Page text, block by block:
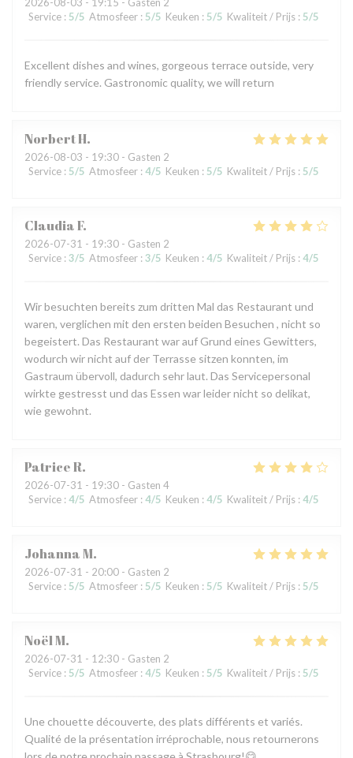
2026-08-03 - 19:15 - Gasten 2
Service : 5/5 Atmosfeer : 5/5 Keuken : 5/5 Kwaliteit / Prijs : 5/5
Excellent dishes and wines, gorgeous terrace outside, very
friendly service. Gastronomic quality, we will return
NorbertH
2026-08-03 - 19:30 - Gasten 2
Service : 5/5 Atmosfeer : 4/5 Keuken : 5/5 Kwaliteit / Prijs : 5/5
ClaudiaF
2026-07-31 - 19:30 - Gasten 2
Service : 3/5 Atmosfeer : 3/5 Keuken : 4/5 Kwaliteit / Prijs : 4/5
Wir besuchten bereits zum dritten Mal das Restaurant und
waren, verglichen mit den ersten beiden Besuchen , nicht so
begeistert. Das Restaurant war auf Grund eines Gewitters,
wodurch wir nicht auf der Terrasse sitzen konnten, im
Gastraum übervoll, dadurch sehr laut. Das Servicepersonal
wirkte gestresst und das Essen war leider nicht so delikat,
wie gewohnt.
PatriceR
2026-07-31 - 19:30 - Gasten 4
Service : 4/5 Atmosfeer : 4/5 Keuken : 4/5 Kwaliteit / Prijs : 4/5
JohannaM
2026-07-31 - 20:00 - Gasten 2
Service : 5/5 Atmosfeer : 5/5 Keuken : 5/5 Kwaliteit / Prijs : 5/5
NoëlM
2026-07-31 - 12:30 - Gasten 2
Service : 5/5 Atmosfeer : 4/5 Keuken : 5/5 Kwaliteit / Prijs : 5/5
Une chouette découverte, des plats différents et variés.
Qualité de la présentation irréprochable, nous retournerons